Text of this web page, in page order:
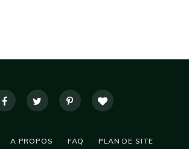
A PROPOS FAQ PLAN DE SITE